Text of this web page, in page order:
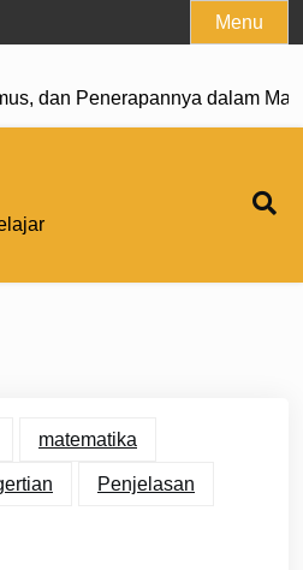
Menu
dan Penerapannya dalam
matematika
Penjelasan